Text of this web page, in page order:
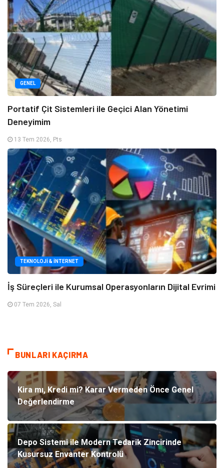
GENEL
Portatif Çit Sistemleri ile Geçici Alan Yönetimi
Deneyimim
13 Tem 2026, Pts
TEKNOLOJI & İNTERNET
İş Süreçleri ile Kurumsal Operasyonların Dijital Evrimi
07 Tem 2026, Sal
BUNLARI KAÇIRMA
Kira mı, Kredi mi? Karar Vermeden Önce Genel
Değerlendirme
Depo Sistemi ile Modern Tedarik Zincirinde
Kusursuz Envanter Kontrolü